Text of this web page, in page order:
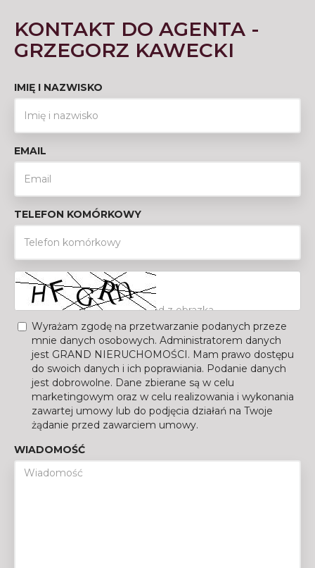
KONTAKT DO AGENTA -
GRZEGORZ KAWECKI
IMIĘ I NAZWISKO
EMAIL
TELEFON KOMÓRKOWY
Wyrażam zgodę na przetwarzanie podanych przeze
mnie danych osobowych. Administratorem danych
jest GRAND NIERUCHOMOŚCI. Mam prawo dostępu
do swoich danych i ich poprawiania. Podanie danych
jest dobrowolne. Dane zbierane są w celu
marketingowym oraz w celu realizowania i wykonania
zawartej umowy lub do podjęcia działań na Twoje
żądanie przed zawarciem umowy.
WIADOMOŚĆ